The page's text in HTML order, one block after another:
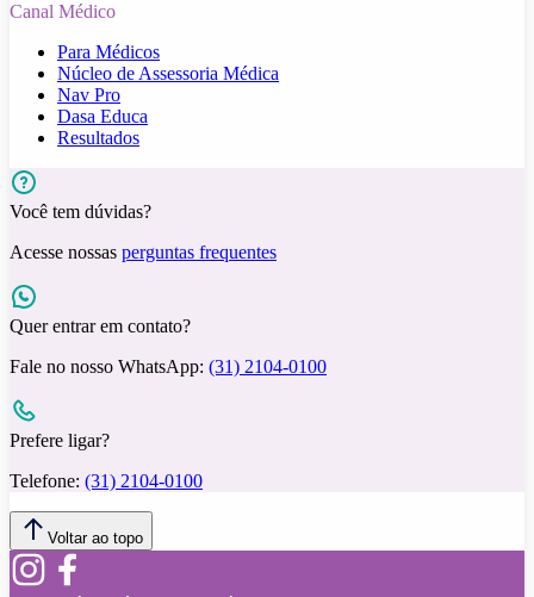
Canal Médico
Para Médicos
Núcleo de Assessoria Médica
Nav Pro
Dasa Educa
Resultados
Você tem dúvidas?
Acesse nossas perguntas frequentes
Quer entrar em contato?
Fale no nosso WhatsApp: (31) 2104-0100
Prefere ligar?
Telefone: (31) 2104-0100
Voltar ao topo